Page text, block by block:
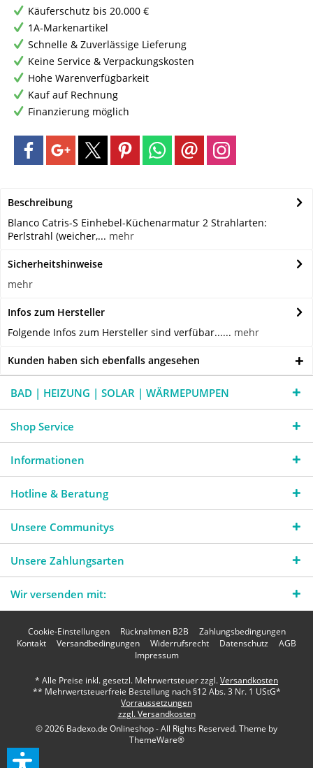
Käuferschutz bis 20.000 €
1A-Markenartikel
Schnelle & Zuverlässige Lieferung
Keine Service & Verpackungskosten
Hohe Warenverfügbarkeit
Kauf auf Rechnung
Finanzierung möglich
Beschreibung
Blanco Catris-S Einhebel-Küchenarmatur 2 Strahlarten:
Perlstrahl (weicher,... mehr
Sicherheitshinweise
mehr
Infos zum Hersteller
Folgende Infos zum Hersteller sind verfübar...... mehr
Kunden haben sich ebenfalls angesehen
BAD | HEIZUNG | SOLAR | WÄRMEPUMPEN
Shop Service
Informationen
Hotline & Beratung
Unsere Communitys
Unsere Zahlungsarten
Wir versenden mit:
Cookie-Einstellungen Rücknahmen B2B
Zahlungsbedingungen
Kontakt
Versandbedingungen Widerrufsrecht Datenschutz
AGB
Impressum
* Alle Preise inkl. gesetzl. Mehrwertsteuer zzgl.Versandkosten
** Mehrwertsteuerfreie Bestellung nach §12 Abs. 3 Nr. 1 UStG*
Vorraussetzungen
zzgl. Versandkosten
© 2026 Badexo.de Onlineshop - All Rights Reserved. Theme by
ThemeWare®